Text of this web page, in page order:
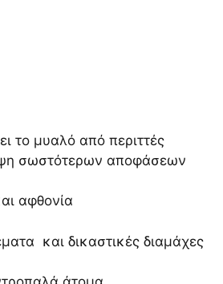
το μυαλό από περιττές
σωστότερων αποφάσεων
αφθονία
και δικαστικές διαμάχες